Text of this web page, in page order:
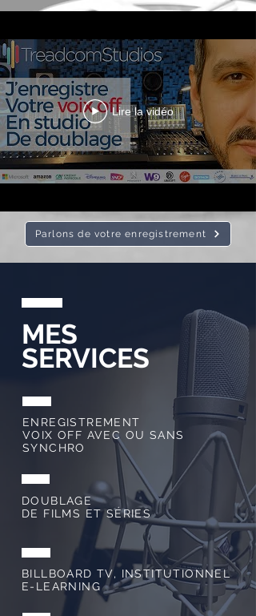
Lire la vidéo
Parlons de votre enregistrement
MES
SERVICES
ENREGISTREMENT
VOIX OFF AVEC OU SANS
SYNCHRO
DOUBLAGE
DE FILMS ET SÉRIES
BILLBOARD TV, INSTITUTIONNEL
E-LEARNING